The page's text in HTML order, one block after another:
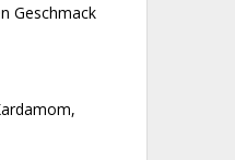
Geschmack